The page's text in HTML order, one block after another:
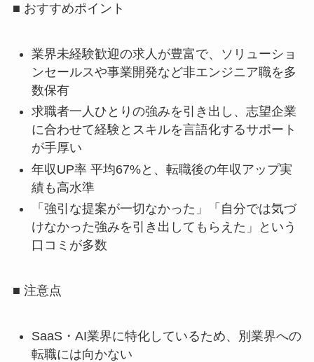
■ おすすめポイント
業界未経験歓迎の求人が豊富で、ソリューショ
ンセールスや事業開発など非エンジニア職を多
数保有
求職者一人ひとりの強みを引き出し、志望企業
に合わせて経験とスキルを言語化するサポート
が手厚い
年収UP率 平均67%と、転職後の年収アップ実
績も高水準
「強引な提案が一切なかった」「自分では気づ
けなかった強みを引き出してもらえた」という
口コミが多数
■ 注意点
SaaS・AI業界に特化しているため、別業界への
転職には向かない